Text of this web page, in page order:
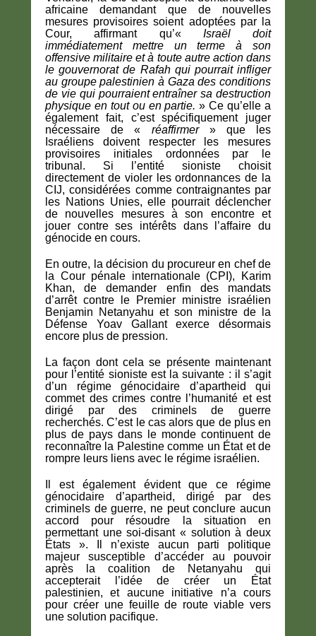
africaine demandant que de nouvelles
mesures provisoires soient adoptées par la
Cour, affirmant qu’« Israël doit
immédiatement mettre un terme à son
offensive militaire et à toute autre action dans
le gouvernorat de Rafah qui pourrait infliger
au groupe palestinien à Gaza des conditions
de vie qui pourraient entraîner sa destruction
physique en tout ou en partie. » Ce qu’elle a
également fait, c’est spécifiquement juger
nécessaire de « réaffirmer» que les
Israéliens doivent respecter les mesures
provisoires initiales ordonnées par le
tribunal. Si l’entité sioniste choisit
directement de violer les ordonnances de la
CIJ, considérées comme contraignantes par
les Nations Unies, elle pourrait déclencher
de nouvelles mesures à son encontre et
jouer contre ses intérêts dans l’affaire du
génocide en cours.
En outre, la décision du procureur en chef de
la Cour pénale internationale (CPI), Karim
Khan, de demander enfin des mandats
d’arrêt contre le Premier ministre israélien
Benjamin Netanyahu et son ministre de la
Défense Yoav Gallant exerce désormais
encore plus de pression.
La façon dont cela se présente maintenant
pour l’entité sioniste est la suivante : il s’agit
d’un régime génocidaire d’apartheid qui
commet des crimes contre l’humanité et est
dirigé par des criminels de guerre
recherchés. C’est le cas alors que de plus en
plus de pays dans le monde continuent de
reconnaître la Palestine comme un État et de
rompre leurs liens avec le régime israélien.
Il est également évident que ce régime
génocidaire d’apartheid, dirigé par des
criminels de guerre, ne peut conclure aucun
accord pour résoudre la situation en
permettant une soi-disant « solution à deux
États ». Il n’existe aucun parti politique
majeur susceptible d’accéder au pouvoir
après la coalition de Netanyahu qui
accepterait l’idée de créer un État
palestinien, et aucune initiative n’a cours
pour créer une feuille de route viable vers
une solution pacifique.